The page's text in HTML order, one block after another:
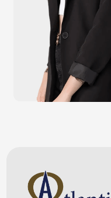
Услуги
О компании
информационные материалы и
публичной офертой, определяемой
Гражданского кодекса РФ. Ваш
будет подтвержден нашим
номер, указанный Вами при заказе.
POS-компьютеры
POS-моноблоки
POS-мониторы